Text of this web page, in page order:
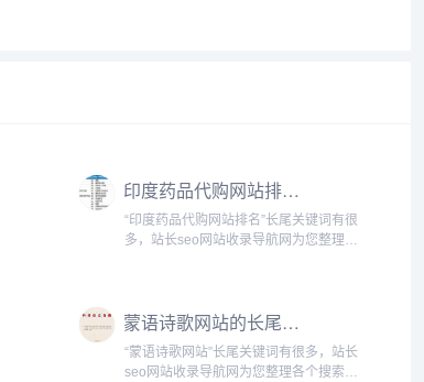
印度药品代购网站排名的长尾关键词是什么
“印度药品代购网站排名”长尾关键词有很
多，站长seo网站收录导航网为您整理各
药品代购网站大...
蒙语诗歌网站的长尾关键词有哪些
“蒙语诗歌网站”长尾关键词有很多，站长
seo网站收录导航网为您整理各个搜索引